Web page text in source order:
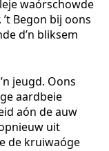
waórschowde
Begon bij oons
d’n bliksem
jeugd. Oons
aardbeie
aón de auw
uit
de kruiwaóge